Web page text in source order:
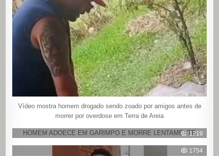
Vídeo mostra homem drogado sendo zoado por amigos antes de
morrer por overdose em Terra de Areia
1219
HOMEM ADOECE EM GARIMPO E MORRE LENTAMENTE
1754